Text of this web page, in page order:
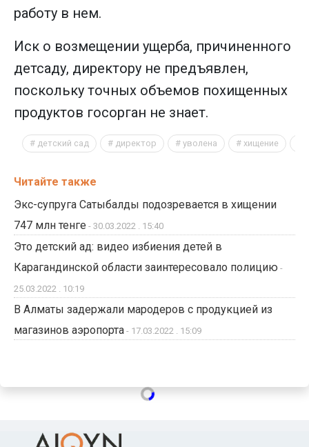
работу в нем.
Иск о возмещении ущерба, причиненного
детсаду, директору не предъявлен,
поскольку точных объемов похищенных
продуктов госорган не знает.
детский сад директор уволена хищение
Читайте также
Экс-супруга Сатыбалды подозревается в хищении
747 млн тенге - 30.03.2022 . 15:40
Это детский ад: видео избиения детей в
Карагандинской области заинтересовало полицию -
25.03.2022 . 10:19
В Алматы задержали мародеров с продукцией из
магазинов аэропорта - 17.03.2022 . 15:09